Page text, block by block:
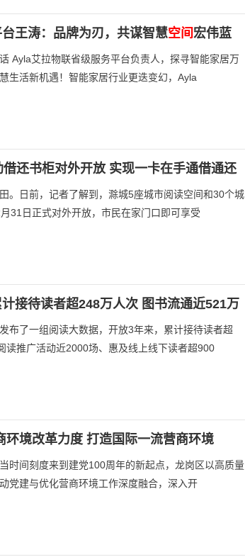
王涛：品牌为刃，共谋智慧空间宏伟蓝
Ayla艾拉物联省级服务平台负责人，探寻智能家居万
生活新机遇！智能家居行业更迭变幻，Ayla
还书柜对外开放 实现一卡在手通借通还
。日前，记者了解到，滁城5座城市阅读空间和30个城
31日正式对外开放，市民在家门口即可享受
接待读者超248万人次 图书流通近521万
布了一组阅读大数据，开放3年来，累计接待读者超
读推广活动近2000场、惠及线上线下读者超900
环境改革力度 打造国际一流营商环境
时间刻度来到建党100周年的新起点，龙岗区以高质量
党建与优化营商环境工作深度融合，深入开